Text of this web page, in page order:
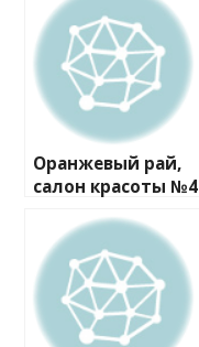
Оранжевый рай,
салон красоты №4